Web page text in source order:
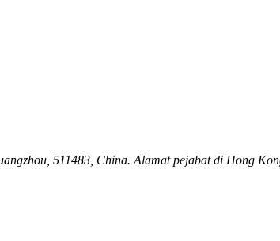
511483, China. Alamat pejabat di Hong